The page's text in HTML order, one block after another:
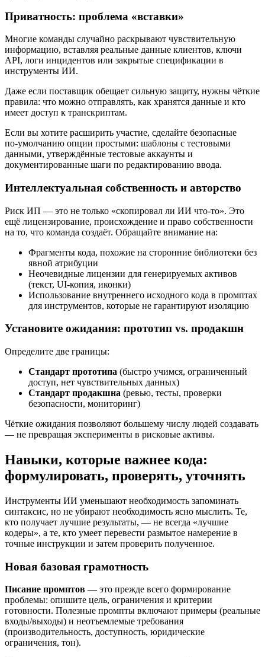
Приватность: проблема «вставки»
Многие команды случайно раскрывают чувствительную
информацию, вставляя реальные данные клиентов, ключи
API, логи инцидентов или закрытые спецификации в
инструменты ИИ.
Даже если поставщик обещает сильную защиту, нужны чёткие
правила: что можно отправлять, как хранятся данные и кто
имеет доступ к транскриптам.
Если вы хотите расширить участие, сделайте безопасные
по‑умолчанию опции простыми: шаблоны с тестовыми
данными, утверждённые тестовые аккаунты и
документированные шаги по редактированию ввода.
Интеллектуальная собственность и авторство
Риск ИП — это не только «скопировал ли ИИ что‑то». Это
ещё лицензирование, происхождение и право собственности
на то, что команда создаёт. Обращайте внимание на:
Фрагменты кода, похожие на сторонние библиотеки без
явной атрибуции
Неочевидные лицензии для генерируемых активов
(текст, UI‑копия, иконки)
Использование внутреннего исходного кода в промптах
для инструментов, которые не гарантируют изоляцию
Установите ожидания: прототип vs. продакшн
Определите две границы:
Стандарт прототипа (быстро учимся, ограниченный
доступ, нет чувствительных данных)
Стандарт продакшна (ревью, тесты, проверки
безопасности, мониторинг)
Чёткие ожидания позволяют большему числу людей создавать
— не превращая эксперименты в рисковые активы.
Навыки, которые важнее кода:
формулировать, проверять, уточнять
Инструменты ИИ уменьшают необходимость запоминать
синтаксис, но не убирают необходимость ясно мыслить. Те,
кто получает лучшие результаты, — не всегда «лучшие
кодеры», а те, кто умеет перевести размытое намерение в
точные инструкции и затем проверить полученное.
Новая базовая грамотность
Писание промптов — это прежде всего формирование
проблемы: опишите цель, ограничения и критерии
готовности. Полезные промпты включают примеры (реальные
входы/выходы) и неотъемлемые требования
(производительность, доступность, юридические
ограничения, тон).